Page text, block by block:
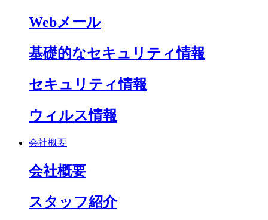
Webメール
基礎的なセキュリティ情報
セキュリティ情報
ウィルス情報
会社概要
会社概要
スタッフ紹介